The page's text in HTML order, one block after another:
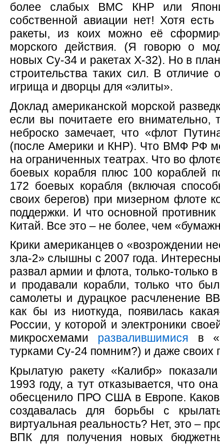
более слабых ВМС КНР или
собственной авиации нет! Хотя
ракеты, из коих можно её
морского действия. (Я говорю о
новых Су-34 и ракетах Х-32). Но в
строительства таких сил. В
игрища и дворцы для «элиты».
Доклад американской морской
если вы почитаете его внимательно,
неброско замечает, что «флот
(после Америки и КНР). Что ВМФ РФ
на ограниченных театрах. Что во
боевых корабля плюс 100 кораблей
172 боевых корабля (включая
своих берегов) при мизерном флоте
поддержки. И что основной
Китай. Все это – не более, чем
Крики американцев о «возрождении
зла-2» слышны с 2007 года.
развал армии и флота, только-только
и продавали корабли, только что
самолеты и дурацкое расчленение
как бы из ниоткуда, появилась
России, у которой и электроники
микросхемами развалившимися в
турками Су-24 помним?) и даже своих
Крылатую ракету «Калибр»
1993 году, а тут отказывается, что
обесценило ПРО США в Европе.
создавалась для борьбы с
виртуальная реальность? Нет, это –
ВПК для получения новых